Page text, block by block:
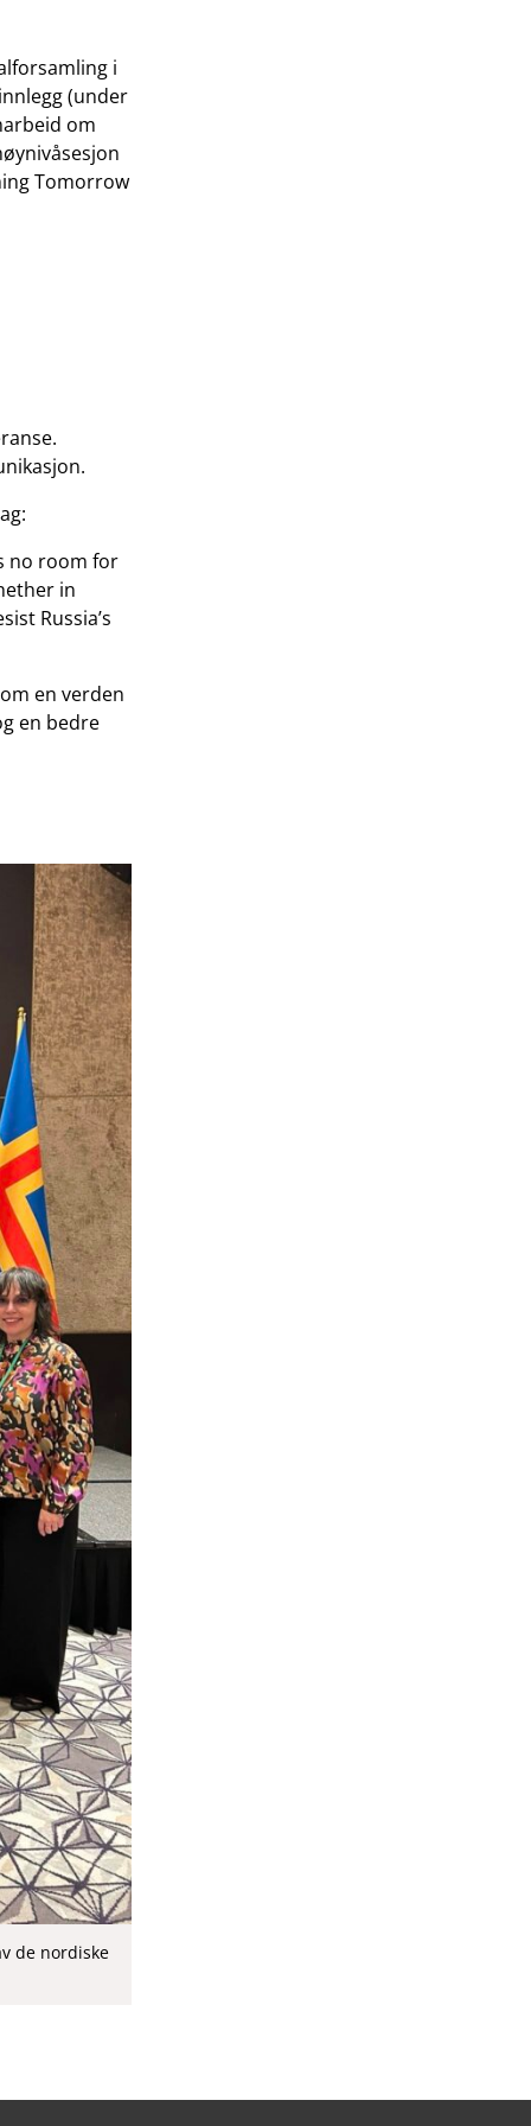
i
(under
om
Tomorrow
no room for
in
Russia’s
en verden
en bedre
de nordiske